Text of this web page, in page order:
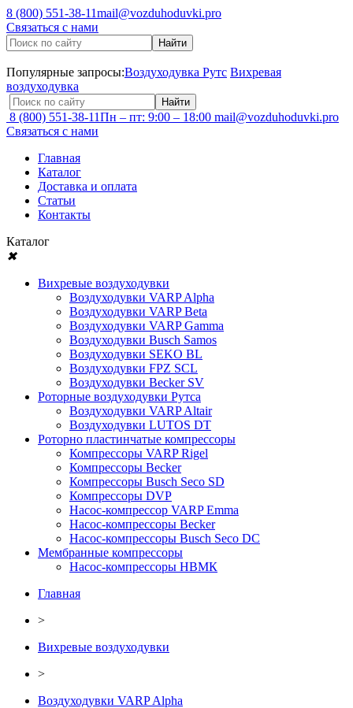
8 (800) 551-38-11mail@vozduhoduvki.pro
Связаться с нами
Популярные запросы:Воздуходувка Рутс Вихревая
воздуходувка
8 (800) 551-38-11Пн – пт: 9:00 – 18:00 mail@vozduhoduvki.pro
Связаться с нами
Главная
Каталог
Доставка и оплата
Статьи
Контакты
Каталог
✖
Вихревые воздуходувки
Воздуходувки VARP Alpha
Воздуходувки VARP Beta
Воздуходувки VARP Gamma
Воздуходувки Busch Samos
Воздуходувки SEKO BL
Воздуходувки FPZ SCL
Воздуходувки Becker SV
Роторные воздуходувки Рутса
Воздуходувки VARP Altair
Воздуходувки LUTOS DT
Роторно пластинчатые компрессоры
Компрессоры VARP Rigel
Компрессоры Becker
Компрессоры Busch Seco SD
Компрессоры DVP
Насос-компрессор VARP Emma
Насос-компрессоры Becker
Насос-компрессоры Busch Seco DC
Мембранные компрессоры
Насос-компрессоры НВМК
Главная
>
Вихревые воздуходувки
>
Воздуходувки VARP Alpha